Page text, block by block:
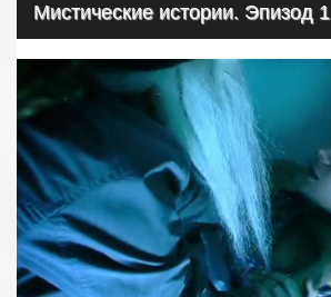
Мистические истории. Эпизод 1